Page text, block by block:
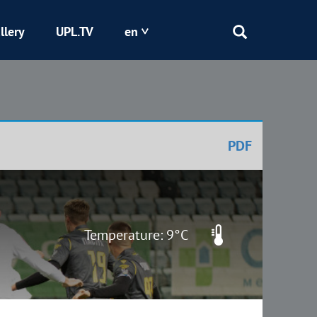
Kryvbas
Shakhtar
UPL.TV en
PDF
Temperature: 9°C